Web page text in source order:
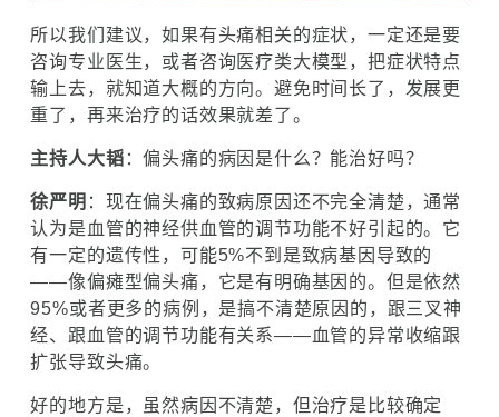
所以我们建议，如果有头痛相关的症状，一定还是要
咨询专业医生，或者咨询医疗类大模型，把症状特点
输上去，就知道大概的方向。避免时间长了，发展更
重了，再来治疗的话效果就差了。
主持人大韬 ：偏头痛的病因是什么？能治好吗？
徐严明 ：现在偏头痛的致病原因还不完全清楚，通常
认为是血管的神经供血管的调节功能不好引起的。它
有一定的遗传性，可能5%不到是致病基因导致的
——像偏瘫型偏头痛，它是有明确基因的。但是依然
95%或者更多的病例，是搞不清楚原因的，跟三叉神
经、跟血管的调节功能有关系——血管的异常收缩跟
扩张导致头痛。
好的地方是，虽然病因不清楚，但治疗是比较确定